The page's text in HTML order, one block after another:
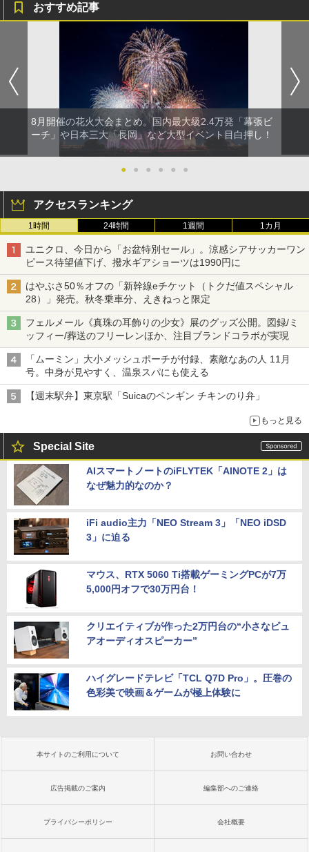
おすすめ記事
8月開催の花火大会まとめ。国内最大級2.4万発「幕張ビ
ーチ」や日本三大「長岡」など大型イベント目白押し！
● ● ● ● ● ●
アクセスランキング
1時間 24時間 1週間 1カ月
ユニクロ、今日から「お盆特別セール」。涼感シアサッカーワン
ピース待望値下げ、撥水ギアショーツは1990円に
はやぶさ50％オフの「新幹線eチケット（トクだ値スペシャル
28）」発売。秋冬乗車分、えきねっと限定
フェルメール《真珠の耳飾りの少女》展のグッズ公開。図録/ミ
ッフィー/葬送のフリーレンほか、注目ブランドコラボが実現
「ムーミン」大小メッシュポーチが付録、素敵なあの人 11月
号。中身が見やすく、温泉スパにも使える
【週末駅弁】東京駅「Suicaのペンギン チキンのり弁」
もっと見る
Special Site
AIスマートノートのiFLYTEK「AINOTE 2」は
なぜ魅力的なのか？
iFi audio主力「NEO Stream 3」「NEO iDSD
3」に迫る
マウス、RTX 5060 Ti搭載ゲーミングPCが7万
5,000円オフで30万円台！
クリエイティブが作った2万円台の“小さなピュ
アオーディオスピーカー”
ハイグレードテレビ「TCL Q7D Pro」。圧巻の
色彩美で映画＆ゲームが極上体験に
本サイトのご利用について お問い合わせ
広告掲載のご案内 編集部へのご連絡
プライバシーポリシー 会社概要